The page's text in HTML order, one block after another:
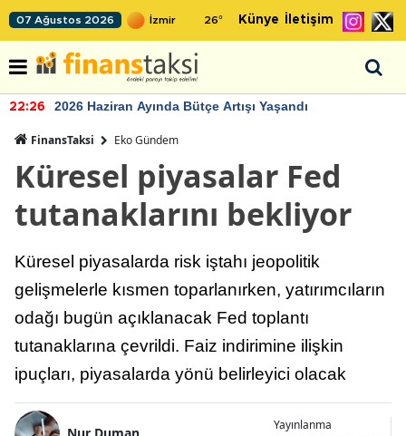
07 Ağustos 2026 26° Künye İletişim
22:26 2026 Haziran Ayında Bütçe Artışı Yaşandı
FinansTaksi Eko Gündem
Küresel piyasalar Fed
tutanaklarını bekliyor
Küresel piyasalarda risk iştahı jeopolitik
gelişmelerle kısmen toparlanırken, yatırımcıların
odağı bugün açıklanacak Fed toplantı
tutanaklarına çevrildi. Faiz indirimine ilişkin
ipuçları, piyasalarda yönü belirleyici olacak
Yayınlanma